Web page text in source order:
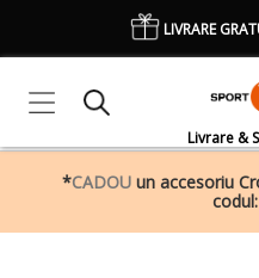
Livrare &
LIVRARE
*CADOU un accesoriu
codul: